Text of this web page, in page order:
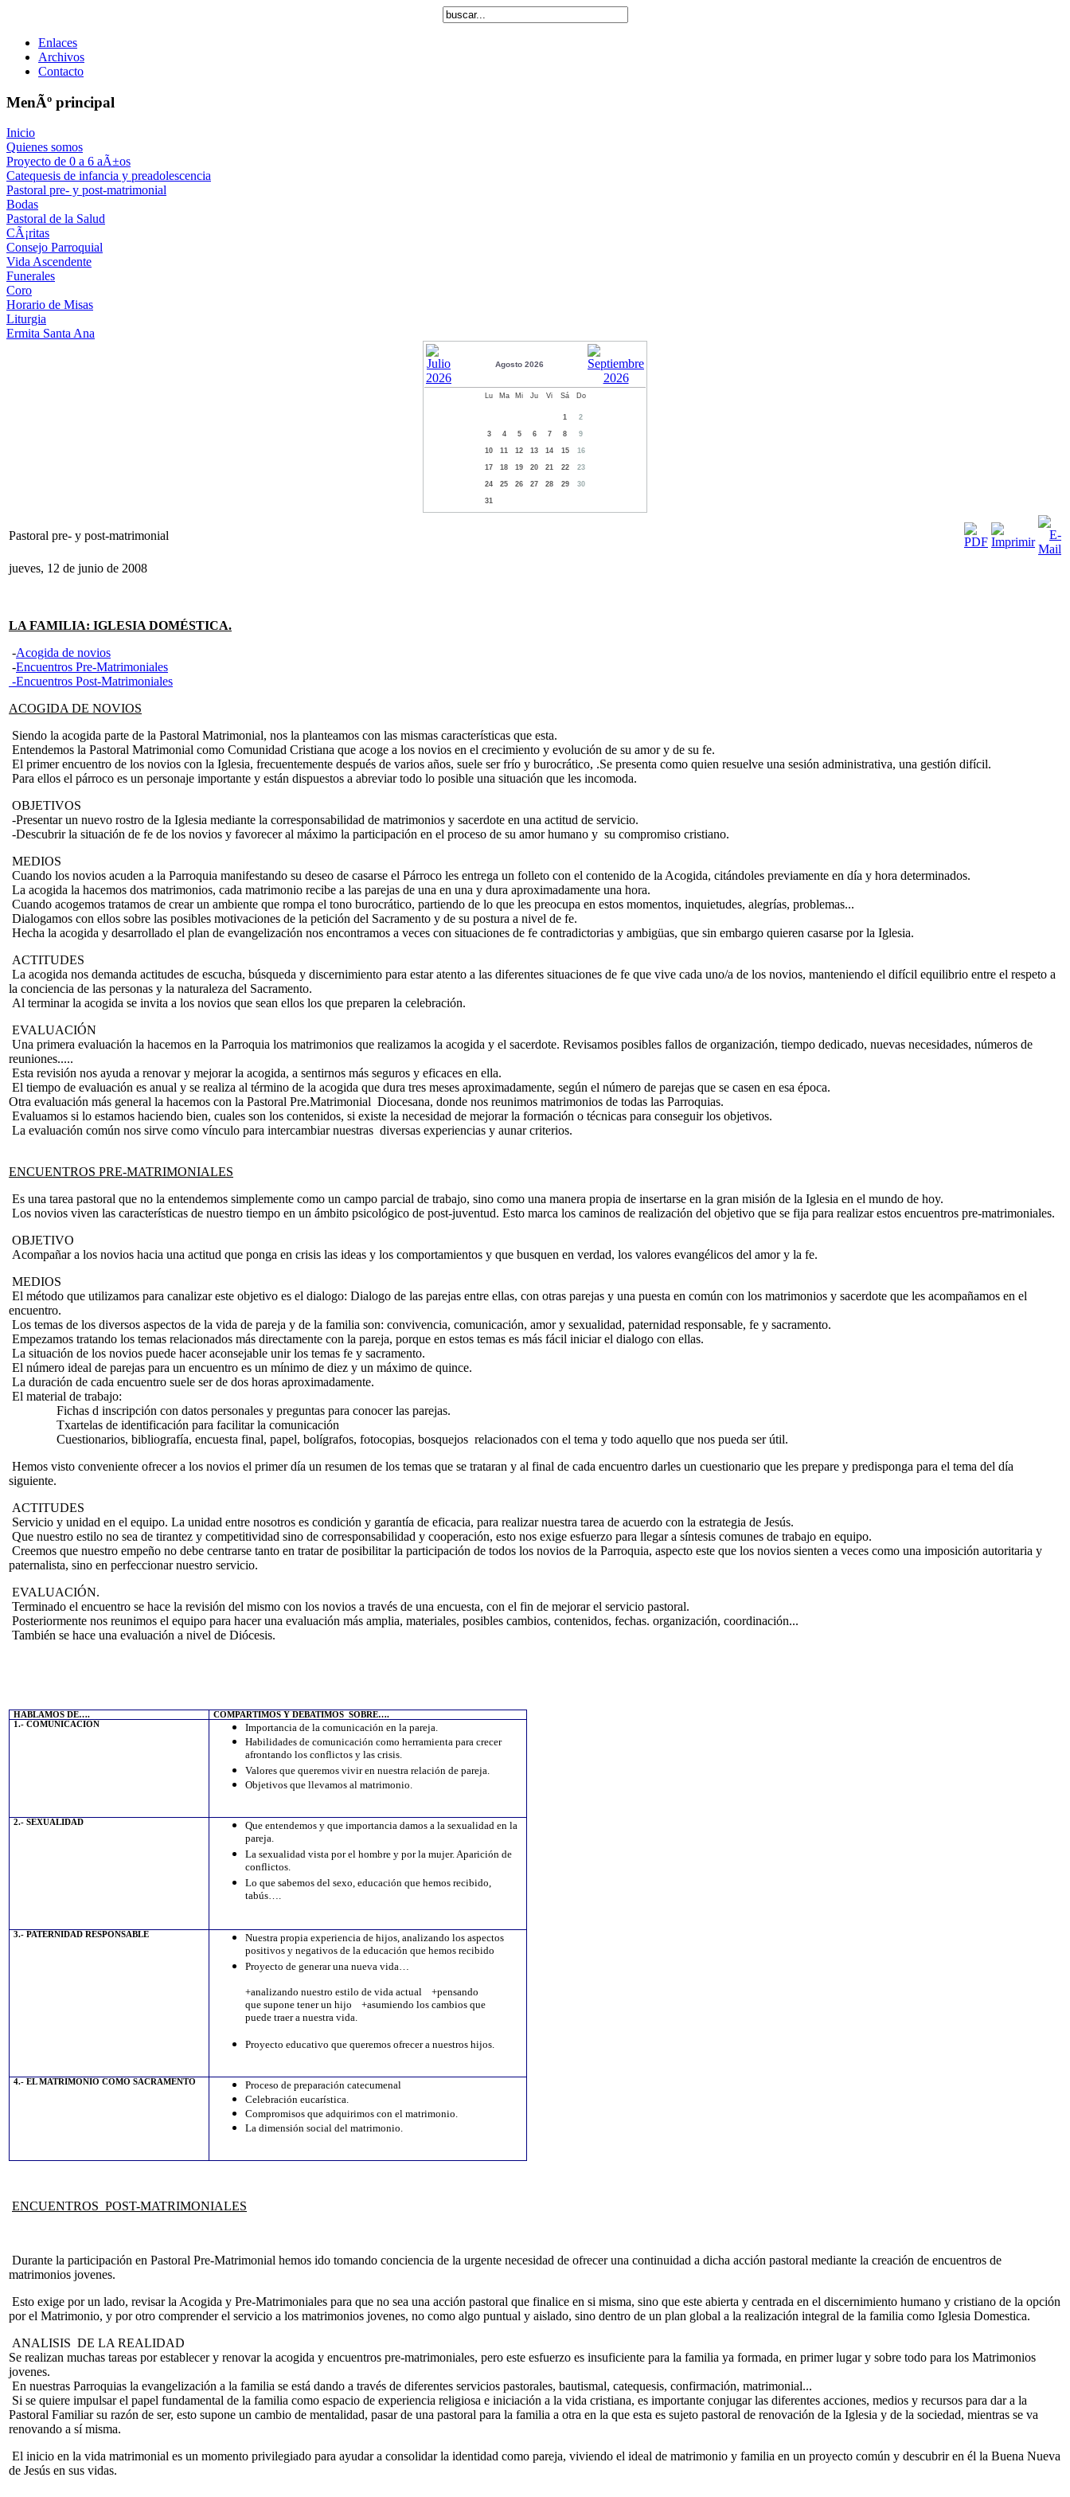
Enlaces
Archivos
Contacto
MenÃº principal
Inicio
Quienes somos
Proyecto de 0 a 6 aÃ±os
Catequesis de infancia y preadolescencia
Pastoral pre- y post-matrimonial
Bodas
Pastoral de la Salud
CÃ¡ritas
Consejo Parroquial
Vida Ascendente
Funerales
Coro
Horario de Misas
Liturgia
Ermita Santa Ana
Agosto 2026
Lu Ma Mi Ju Vi Sá Do
1 2
3 4 5 6 7 8 9
10 11 12 13 14 15 16
17 18 19 20 21 22 23
24 25 26 27 28 29 30
31
Pastoral pre- y post-matrimonial
jueves, 12 de junio de 2008
LA FAMILIA: IGLESIA DOMÉSTICA.
-Acogida de novios
-Encuentros Pre-Matrimoniales
-Encuentros Post-Matrimoniales
ACOGIDA DE NOVIOS
Siendo la acogida parte de la Pastoral Matrimonial, nos la planteamos con las mismas características que esta.
Entendemos la Pastoral Matrimonial como Comunidad Cristiana que acoge a los novios en el crecimiento y evolución de su amor y de su fe.
El primer encuentro de los novios con la Iglesia, frecuentemente después de varios años, suele ser frío y burocrático, .Se presenta como quien resuelve una sesión administrativa, una gestión difícil.
Para ellos el párroco es un personaje importante y están dispuestos a abreviar todo lo posible una situación que les incomoda.
OBJETIVOS
-Presentar un nuevo rostro de la Iglesia mediante la corresponsabilidad de matrimonios y sacerdote en una actitud de servicio.
-Descubrir la situación de fe de los novios y favorecer al máximo la participación en el proceso de su amor humano y su compromiso cristiano.
MEDIOS
Cuando los novios acuden a la Parroquia manifestando su deseo de casarse el Párroco les entrega un folleto con el contenido de la Acogida, citándoles previamente en día y hora determinados.
La acogida la hacemos dos matrimonios, cada matrimonio recibe a las parejas de una en una y dura aproximadamente una hora.
Cuando acogemos tratamos de crear un ambiente que rompa el tono burocrático, partiendo de lo que les preocupa en estos momentos, inquietudes, alegrías, problemas...
Dialogamos con ellos sobre las posibles motivaciones de la petición del Sacramento y de su postura a nivel de fe.
Hecha la acogida y desarrollado el plan de evangelización nos encontramos a veces con situaciones de fe contradictorias y ambigüas, que sin embargo quieren casarse por la Iglesia.
ACTITUDES
La acogida nos demanda actitudes de escucha, búsqueda y discernimiento para estar atento a las diferentes situaciones de fe que vive cada uno/a de los novios, manteniendo el difícil equilibrio entre el respeto a
la conciencia de las personas y la naturaleza del Sacramento.
Al terminar la acogida se invita a los novios que sean ellos los que preparen la celebración.
EVALUACIÓN
Una primera evaluación la hacemos en la Parroquia los matrimonios que realizamos la acogida y el sacerdote. Revisamos posibles fallos de organización, tiempo dedicado, nuevas necesidades, números de
reuniones.....
Esta revisión nos ayuda a renovar y mejorar la acogida, a sentirnos más seguros y eficaces en ella.
El tiempo de evaluación es anual y se realiza al término de la acogida que dura tres meses aproximadamente, según el número de parejas que se casen en esa época.
Otra evaluación más general la hacemos con la Pastoral Pre.Matrimonial Diocesana, donde nos reunimos matrimonios de todas las Parroquias.
Evaluamos si lo estamos haciendo bien, cuales son los contenidos, si existe la necesidad de mejorar la formación o técnicas para conseguir los objetivos.
La evaluación común nos sirve como vínculo para intercambiar nuestras diversas experiencias y aunar criterios.
ENCUENTROS PRE-MATRIMONIALES
Es una tarea pastoral que no la entendemos simplemente como un campo parcial de trabajo, sino como una manera propia de insertarse en la gran misión de la Iglesia en el mundo de hoy.
Los novios viven las características de nuestro tiempo en un ámbito psicológico de post-juventud. Esto marca los caminos de realización del objetivo que se fija para realizar estos encuentros pre-matrimoniales.
OBJETIVO
Acompañar a los novios hacia una actitud que ponga en crisis las ideas y los comportamientos y que busquen en verdad, los valores evangélicos del amor y la fe.
MEDIOS
El método que utilizamos para canalizar este objetivo es el dialogo: Dialogo de las parejas entre ellas, con otras parejas y una puesta en común con los matrimonios y sacerdote que les acompañamos en el
encuentro.
Los temas de los diversos aspectos de la vida de pareja y de la familia son: convivencia, comunicación, amor y sexualidad, paternidad responsable, fe y sacramento.
Empezamos tratando los temas relacionados más directamente con la pareja, porque en estos temas es más fácil iniciar el dialogo con ellas.
La situación de los novios puede hacer aconsejable unir los temas fe y sacramento.
El número ideal de parejas para un encuentro es un mínimo de diez y un máximo de quince.
La duración de cada encuentro suele ser de dos horas aproximadamente.
El material de trabajo:
Fichas d inscripción con datos personales y preguntas para conocer las parejas.
Txartelas de identificación para facilitar la comunicación
Cuestionarios, bibliografía, encuesta final, papel, bolígrafos, fotocopias, bosquejos relacionados con el tema y todo aquello que nos pueda ser útil.
Hemos visto conveniente ofrecer a los novios el primer día un resumen de los temas que se trataran y al final de cada encuentro darles un cuestionario que les prepare y predisponga para el tema del día
siguiente.
ACTITUDES
Servicio y unidad en el equipo. La unidad entre nosotros es condición y garantía de eficacia, para realizar nuestra tarea de acuerdo con la estrategia de Jesús.
Que nuestro estilo no sea de tirantez y competitividad sino de corresponsabilidad y cooperación, esto nos exige esfuerzo para llegar a síntesis comunes de trabajo en equipo.
Creemos que nuestro empeño no debe centrarse tanto en tratar de posibilitar la participación de todos los novios de la Parroquia, aspecto este que los novios sienten a veces como una imposición autoritaria y
paternalista, sino en perfeccionar nuestro servicio.
EVALUACIÓN.
Terminado el encuentro se hace la revisión del mismo con los novios a través de una encuesta, con el fin de mejorar el servicio pastoral.
Posteriormente nos reunimos el equipo para hacer una evaluación más amplia, materiales, posibles cambios, contenidos, fechas. organización, coordinación...
También se hace una evaluación a nivel de Diócesis.
HABLAMOS DE…. COMPARTIMOS Y DEBATIMOS SOBRE….
1.- COMUNICACION
Importancia de la comunicación en la pareja.
Habilidades de comunicación como herramienta para crecer
afrontando los conflictos y las crisis.
Valores que queremos vivir en nuestra relación de pareja.
Objetivos que llevamos al matrimonio.
2.- SEXUALIDAD Que entendemos y que importancia damos a la sexualidad en la
pareja.
La sexualidad vista por el hombre y por la mujer. Aparición de
conflictos.
Lo que sabemos del sexo, educación que hemos recibido,
tabús….
3.- PATERNIDAD RESPONSABLE Nuestra propia experiencia de hijos, analizando los aspectos
positivos y negativos de la educación que hemos recibido
Proyecto de generar una nueva vida…
+analizando nuestro estilo de vida actual
+pensando
que supone tener un hijo
+asumiendo los cambios que
puede traer a nuestra vida.
Proyecto educativo que queremos ofrecer a nuestros hijos.
4.- EL MATRIMONIO COMO SACRAMENTO
Proceso de preparación catecumenal
Celebración eucarística.
Compromisos que adquirimos con el matrimonio.
La dimensión social del matrimonio.
ENCUENTROS POST-MATRIMONIALES
Durante la participación en Pastoral Pre-Matrimonial hemos ido tomando conciencia de la urgente necesidad de ofrecer una continuidad a dicha acción pastoral mediante la creación de encuentros de
matrimonios jovenes.
Esto exige por un lado, revisar la Acogida y Pre-Matrimoniales para que no sea una acción pastoral que finalice en si misma, sino que este abierta y centrada en el discernimiento humano y cristiano de la opción
por el Matrimonio, y por otro comprender el servicio a los matrimonios jovenes, no como algo puntual y aislado, sino dentro de un plan global a la realización integral de la familia como Iglesia Domestica.
ANALISIS DE LA REALIDAD
Se realizan muchas tareas por establecer y renovar la acogida y encuentros pre-matrimoniales, pero este esfuerzo es insuficiente para la familia ya formada, en primer lugar y sobre todo para los Matrimonios
jovenes.
En nuestras Parroquias la evangelización a la familia se está dando a través de diferentes servicios pastorales, bautismal, catequesis, confirmación, matrimonial...
Si se quiere impulsar el papel fundamental de la familia como espacio de experiencia religiosa e iniciación a la vida cristiana, es importante conjugar las diferentes acciones, medios y recursos para dar a la
Pastoral Familiar su razón de ser, esto supone un cambio de mentalidad, pasar de una pastoral para la familia a otra en la que esta es sujeto pastoral de renovación de la Iglesia y de la sociedad, mientras se va
renovando a sí misma.
El inicio en la vida matrimonial es un momento privilegiado para ayudar a consolidar la identidad como pareja, viviendo el ideal de matrimonio y familia en un proyecto común y descubrir en él la Buena Nueva
de Jesús en sus vidas.